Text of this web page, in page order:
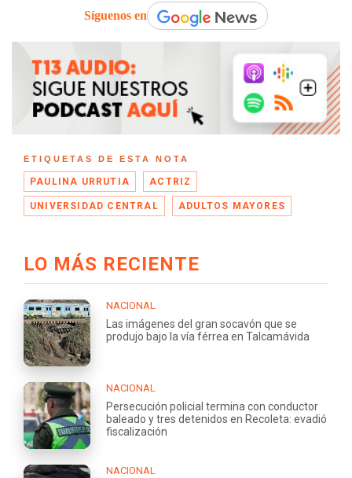
Síguenos en
ETIQUETAS DE ESTA NOTA
PAULINA URRUTIA ACTRIZ
UNIVERSIDAD CENTRAL ADULTOS MAYORES
LO MÁS RECIENTE
NACIONAL
Las imágenes del gran socavón que se
produjo bajo la vía férrea en Talcamávida
NACIONAL
Persecución policial termina con conductor
baleado y tres detenidos en Recoleta: evadió
fiscalización
NACIONAL